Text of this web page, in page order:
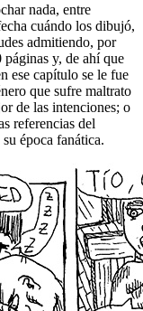
nada, entre
cuándo los dibujó,
admitiendo, por
y, de ahí que
ese capítulo se le fue
que sufre maltrato
de las intenciones; o
referencias del
época fanática.